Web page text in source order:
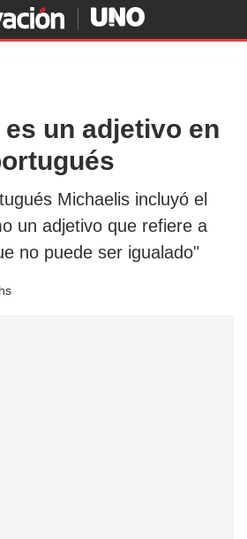
es un adjetivo en
Michaelis incluyó el
un adjetivo que refiere a
no puede ser igualado"